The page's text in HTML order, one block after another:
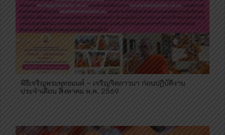
พิธีเจริญพระพุทธมนต์ – เจริญจิตภาวนา ก่อนปฏิบัติงาน
ประจำเดือน สิงหาคม พ.ศ. 2569